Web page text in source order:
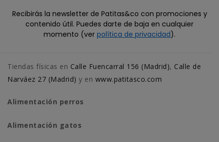
Recibirás la newsletter de Patitas&co con promociones y
contenido útil. Puedes darte de baja en cualquier
momento (ver política de privacidad).
Tiendas físicas en Calle Fuencarral 156 (Madrid), Calle de
Narváez 27 (Madrid) y en www.patitasco.com
Alimentación perros
Alimentación gatos